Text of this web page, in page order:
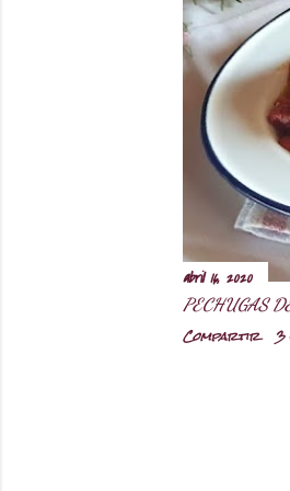
a
s
abril 16, 2020
PECHUGAS
Compartir 3